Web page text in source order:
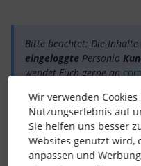
Bitte beachtet: Die
eingeloggte Personio
wendet Euch gerne an
Wir hoffen, dass Ihr Euch
zahlreich teilnehmen
alle ein Erfolg wird, gibt es
Wir verwenden
Nutzungserlebnis auf
Sie helfen uns besser
Websites genutzt wird,
anpassen und